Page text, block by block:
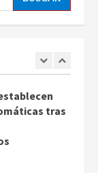
el narco
tras